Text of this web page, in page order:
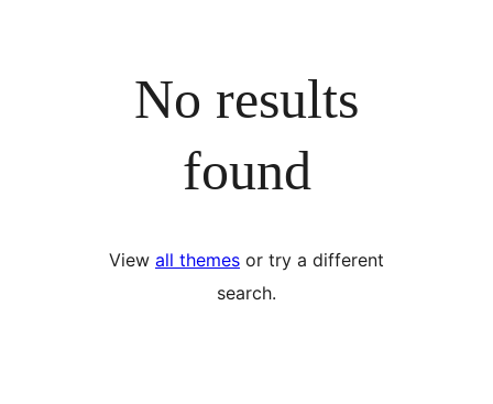
No results
found
View all themes or try a different
search.